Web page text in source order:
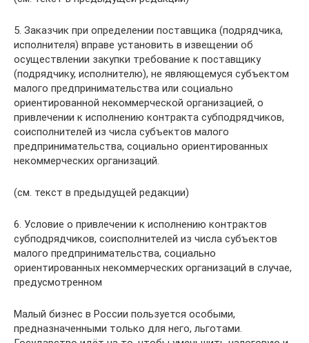
5. Заказчик при определении поставщика (подрядчика,
исполнителя) вправе установить в извещении об
осуществлении закупки требование к поставщику
(подрядчику, исполнителю), не являющемуся субъектом
малого предпринимательства или социально
ориентированной некоммерческой организацией, о
привлечении к исполнению контракта субподрядчиков,
соисполнителей из числа субъектов малого
предпринимательства, социально ориентированных
некоммерческих организаций.
(см. текст в предыдущей редакции)
6. Условие о привлечении к исполнению контрактов
субподрядчиков, соисполнителей из числа субъектов
малого предпринимательства, социально
ориентированных некоммерческих организаций в случае,
предусмотренном
Малый бизнес в России пользуется особыми,
предназначенными только для него, льготами.